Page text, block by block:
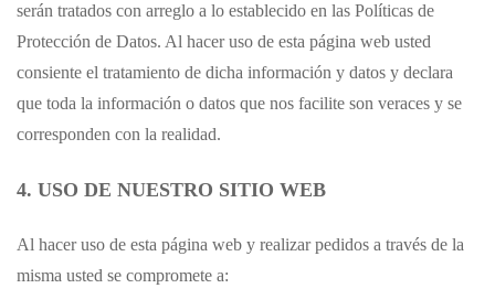
serán tratados con arreglo a lo establecido en las Políticas de
Protección de Datos. Al hacer uso de esta página web usted
consiente el tratamiento de dicha información y datos y declara
que toda la información o datos que nos facilite son veraces y se
corresponden con la realidad.
4. USO DE NUESTRO SITIO WEB
Al hacer uso de esta página web y realizar pedidos a través de la
misma usted se compromete a: